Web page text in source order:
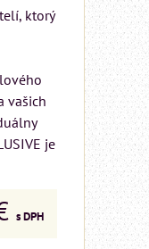
ktorý
vašich
je
s DPH